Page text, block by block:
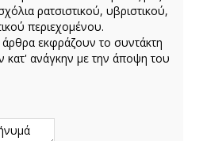
ρατσιστικού, υβριστικού,
περιεχομένου.
εκφράζουν το συντάκτη
κατ' ανάγκην με την άποψη του